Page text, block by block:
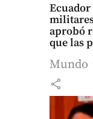
Ecuador
aprobó
que las
Mundo
share